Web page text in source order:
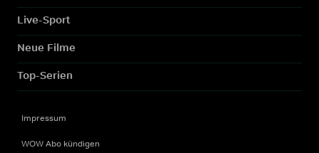
Live-Sport
Neue Filme
Top-Serien
Impressum
WOW Abo kündigen